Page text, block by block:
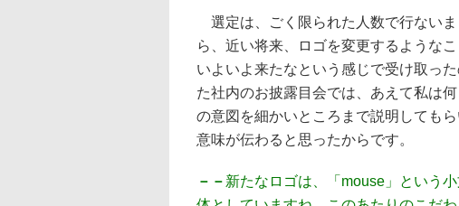
選定は、ごく限られた人数で行ない
ら、近い将来、ロゴを変更するような
いよいよ来たなという感じで受け取っ
た社内のお披露目会では、あえて私は
の意図を細かいところまで説明しても
意味が伝わると思ったからです。
－－ 新たなロゴは、「mouse」という